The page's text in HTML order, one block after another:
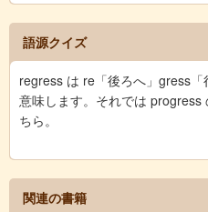
語源クイズ
regress は re「後ろへ」gress
意味します。それでは progress
ちら。
関連の書籍